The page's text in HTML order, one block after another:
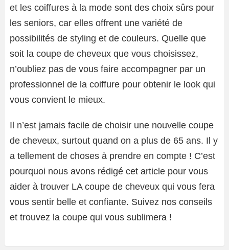
et les coiffures à la mode sont des choix sûrs pour
les seniors, car elles offrent une variété de
possibilités de styling et de couleurs. Quelle que
soit la coupe de cheveux que vous choisissez,
n’oubliez pas de vous faire accompagner par un
professionnel de la coiffure pour obtenir le look qui
vous convient le mieux.
Il n’est jamais facile de choisir une nouvelle coupe
de cheveux, surtout quand on a plus de 65 ans. Il y
a tellement de choses à prendre en compte ! C’est
pourquoi nous avons rédigé cet article pour vous
aider à trouver LA coupe de cheveux qui vous fera
vous sentir belle et confiante. Suivez nos conseils
et trouvez la coupe qui vous sublimera !